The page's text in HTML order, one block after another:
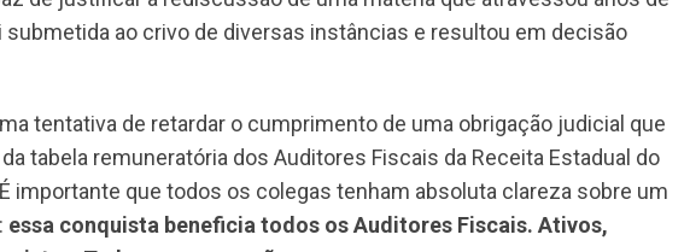
ao crivo de diversas instâncias e resultou em decisão
tentativa de retardar o cumprimento de uma obrigação judicial que
tabela remuneratória dos Auditores Fiscais da Receita Estadual do
importante que todos os colegas tenham absoluta clareza sobre um
essa conquista beneficia todos os Auditores Fiscais. Ativos,